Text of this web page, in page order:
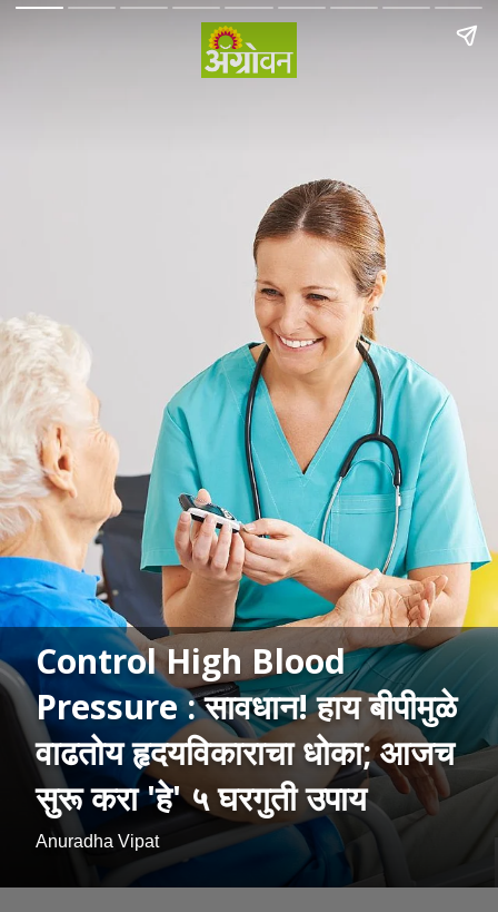
Control High Blood
Pressure : सावधान! हाय बीपीमुळे
वाढतोय हृदयविकाराचा धोका; आजच
सुरू करा 'हे' ५ घरगुती उपाय
Anuradha Vipat